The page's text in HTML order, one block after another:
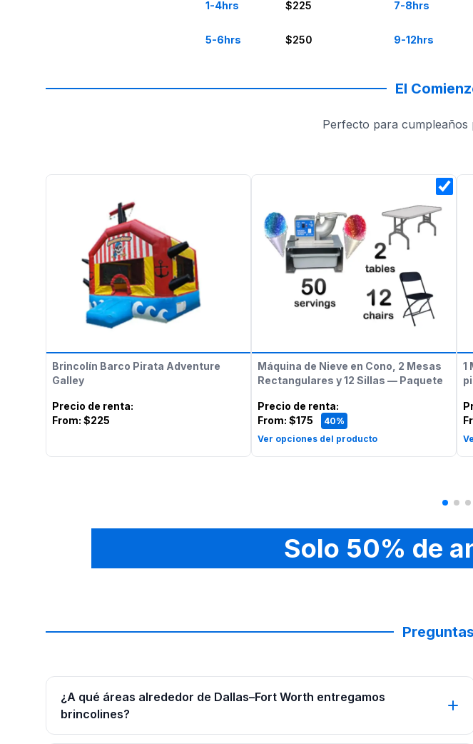
1-4hrs $225
5-6hrs $250
7-8hrs
9-12hrs
El
Perfecto para cumpleaños
Brincolín Barco Pirata Adventure
Galley
Precio de renta:
From: $225
Máquina de Nieve en Cono, 2 Mesas
Rectangulares y 12 Sillas — Paquete
Precio de renta:
From: $175
40%
Ver opciones del producto
1
Solo 50% de
¿A qué áreas alrededor de Dallas–Fort Worth entregamos
brincolines?